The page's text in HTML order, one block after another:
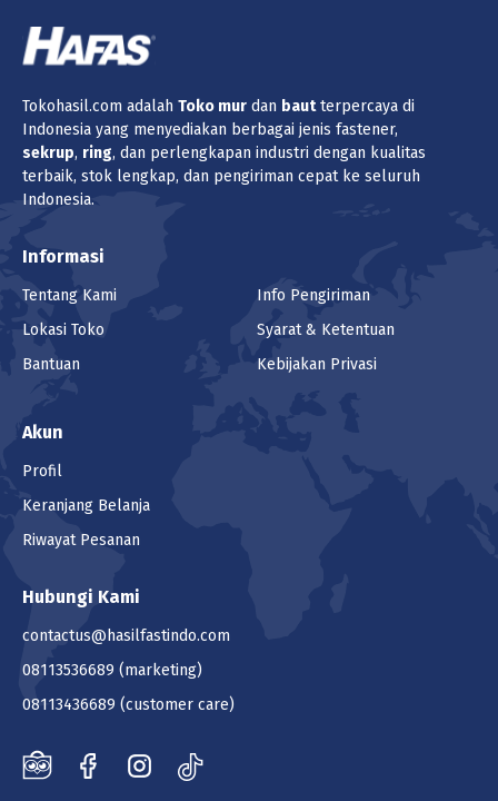
Tokohasil.com adalah Toko mur dan bautterpercaya di
Indonesia yang menyediakan berbagai jenis fastener,
sekrup, ring, dan perlengkapan industri dengan kualitas
terbaik, stok lengkap, dan pengiriman cepat ke seluruh
Indonesia.
Informasi
Tentang Kami
Lokasi Toko
Bantuan
Info Pengiriman
Syarat & Ketentuan
Kebijakan Privasi
Akun
Profil
Keranjang Belanja
Riwayat Pesanan
Hubungi Kami
contactus@hasilfastindo.com
08113536689 (marketing)
08113436689 (customer care)